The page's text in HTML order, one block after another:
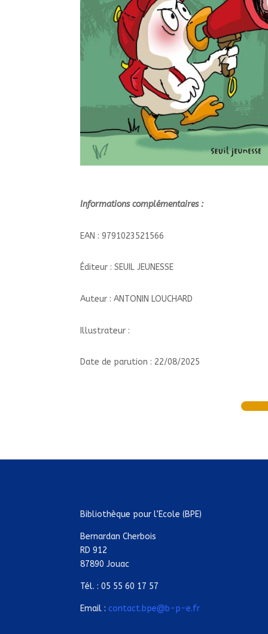
Informations complémentaires :
EAN : 9791023521566
Éditeur : SEUIL JEUNESSE
Auteur : ANTONIN LOUCHARD
Illustrateur :
Date de parution : 22/08/2025
Bibliothèque pour l’Ecole (BPE)
Bernardan Cherbois
RD 912
87890 Jouac
Tél. : 05 55 60 17 57
Email : contact.bpe@b-p-e.fr